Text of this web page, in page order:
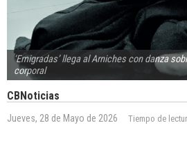
‘Emigradas’ llega al Arniches con danza
corporal
CBNoticias
Jueves, 28 de Mayo de 2026 Tiempo de